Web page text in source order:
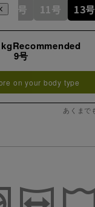
9号 11号 13号
9号
on your body type
あくまで